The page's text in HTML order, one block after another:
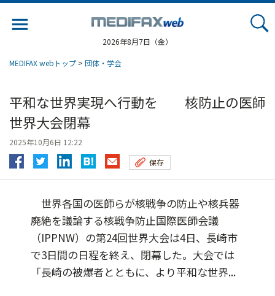
2026年8月7日（金）
MEDIFAX webトップ > 団体・学会
平和な世界実現へ行動を 核防止の医師
世界大会閉幕
2025年10月6日 12:22
保存
世界各国の医師らが核戦争の防止や核兵器
廃絶を議論する核戦争防止国際医師会議
（IPPNW）の第24回世界大会は4日、長崎市
で3日間の日程を終え、閉幕した。大会では
「長崎の被爆者とともに、より平和な世界...